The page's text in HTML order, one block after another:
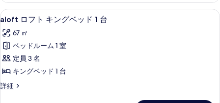
示
す
る
を
表
示
す
る
台
喫
煙
可
シ
テ
ン
グ
ッ
ド
台
喫
可
aloft
ロ
フ
ト
キ
ン
グ
aloft ロフト キングベッド 1 台 | ミニ
11
aloft ロフト キングベッド 1 台
67 ㎡
ベッドルーム 1 室
定員 3 名
キングベッド 1 台
詳細
aloft